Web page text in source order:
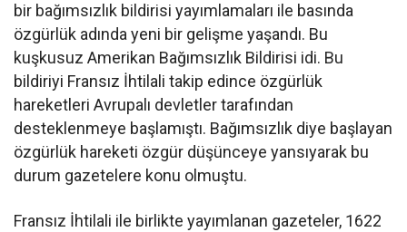
bir bağımsızlık bildirisi yayımlamaları ile basında
özgürlük adında yeni bir gelişme yaşandı. Bu
kuşkusuz Amerikan Bağımsızlık Bildirisi idi. Bu
bildiriyi Fransız İhtilali takip edince özgürlük
hareketleri Avrupalı devletler tarafından
desteklenmeye başlamıştı. Bağımsızlık diye başlayan
özgürlük hareketi özgür düşünceye yansıyarak bu
durum gazetelere konu olmuştu.
Fransız İhtilali ile birlikte yayımlanan gazeteler, 1622